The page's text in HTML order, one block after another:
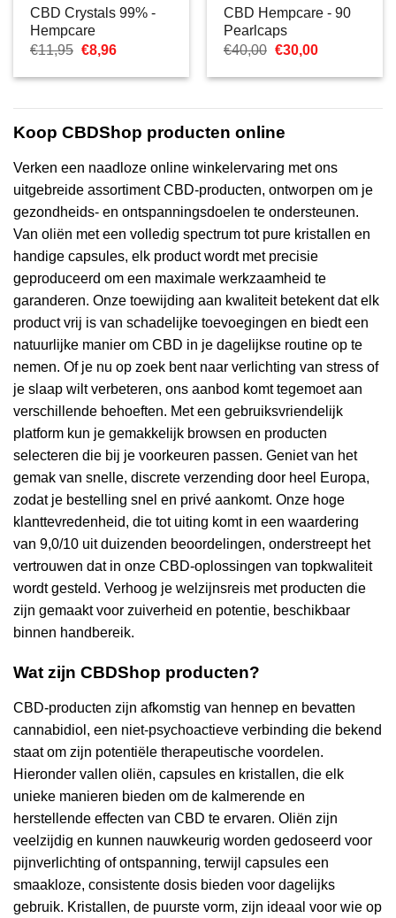
CBD Crystals 99% -
Hempcare
€11,95 Oorspronkelijke
was:
€8,96Huidige
is:
CBD Hempcare - 90
Pearlcaps
€40,00 Oorspronkelijke
was:
€30,00Huidige
is:
Koop CBDShop producten online
Verken een naadloze online winkelervaring met ons
uitgebreide assortiment CBD-producten, ontworpen om je
gezondheids- en ontspanningsdoelen te ondersteunen.
Van oliën met een volledig spectrum tot pure kristallen en
handige capsules, elk product wordt met precisie
geproduceerd om een maximale werkzaamheid te
garanderen. Onze toewijding aan kwaliteit betekent dat elk
product vrij is van schadelijke toevoegingen en biedt een
natuurlijke manier om CBD in je dagelijkse routine op te
nemen. Of je nu op zoek bent naar verlichting van stress of
je slaap wilt verbeteren, ons aanbod komt tegemoet aan
verschillende behoeften. Met een gebruiksvriendelijk
platform kun je gemakkelijk browsen en producten
selecteren die bij je voorkeuren passen. Geniet van het
gemak van snelle, discrete verzending door heel Europa,
zodat je bestelling snel en privé aankomt. Onze hoge
klanttevredenheid, die tot uiting komt in een waardering
van 9,0/10 uit duizenden beoordelingen, onderstreept het
vertrouwen dat in onze CBD-oplossingen van topkwaliteit
wordt gesteld. Verhoog je welzijnsreis met producten die
zijn gemaakt voor zuiverheid en potentie, beschikbaar
binnen handbereik.
Wat zijn CBDShop producten?
CBD-producten zijn afkomstig van hennep en bevatten
cannabidiol, een niet-psychoactieve verbinding die bekend
staat om zijn potentiële therapeutische voordelen.
Hieronder vallen oliën, capsules en kristallen, die elk
unieke manieren bieden om de kalmerende en
herstellende effecten van CBD te ervaren. Oliën zijn
veelzijdig en kunnen nauwkeurig worden gedoseerd voor
pijnverlichting of ontspanning, terwijl capsules een
smaakloze, consistente dosis bieden voor dagelijks
gebruik. Kristallen, de puurste vorm, zijn ideaal voor wie op